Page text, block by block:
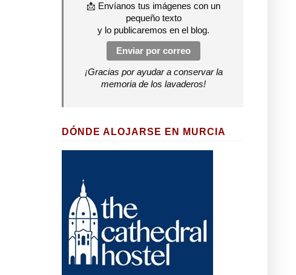
📩 Envíanos tus imágenes con un
pequeño texto
y lo publicaremos en el blog.
Enviar por correo
¡Gracias por ayudar a conservar la
memoria de los lavaderos!
DÓNDE ALOJARSE EN MURCIA